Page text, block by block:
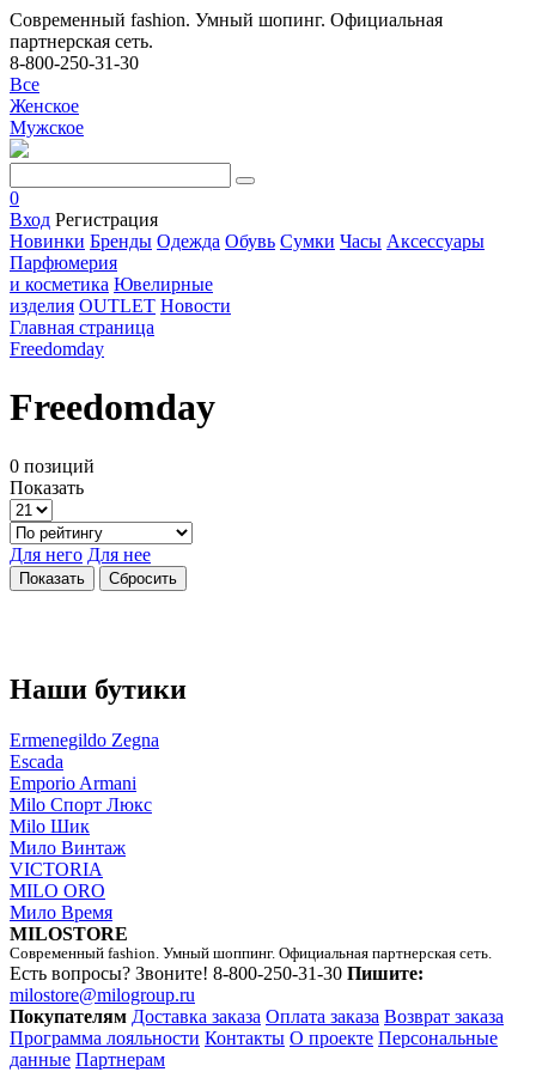
Современный fashion. Умный шопинг. Официальная
партнерская сеть.
8-800-250-31-30
Все
Женское
Мужское
0
Вход Регистрация
Новинки Бренды Одежда Обувь Сумки Часы Аксессуары
Парфюмерия
и косметика Ювелирные
изделия OUTLET Новости
Главная страница
Freedomday
Freedomday
0 позиций
Показать
Для него Для нее
Наши бутики
Ermenegildo Zegna
Escada
Emporio Armani
Milo Спорт Люкс
Milo Шик
Мило Винтаж
VICTORIA
MILO ORO
Мило Время
MILOSTORE
Современный fashion. Умный шоппинг. Официальная партнерская сеть.
Есть вопросы? Звоните! 8-800-250-31-30 Пишите:
milostore@milogroup.ru
Покупателям Доставка заказа Оплата заказа Возврат заказа
Программа лояльности Контакты О проекте Персональные
данные Партнерам